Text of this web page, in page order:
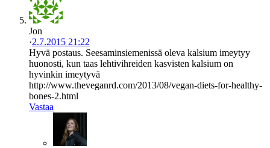
Jon
·2.7.2015 21:22
Hyvä postaus. Seesaminsiemenissä oleva kalsium imeytyy
huonosti, kun taas lehtivihreiden kasvisten kalsium on
hyvinkin imeytyvä
http://www.theveganrd.com/2013/08/vegan-diets-for-healthy-
bones-2.html
Vastaa